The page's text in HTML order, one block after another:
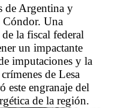
de Argentina y
Cóndor. Una
la fiscal federal
un impactante
imputaciones y la
de Lesa
este engranaje del
de la región.